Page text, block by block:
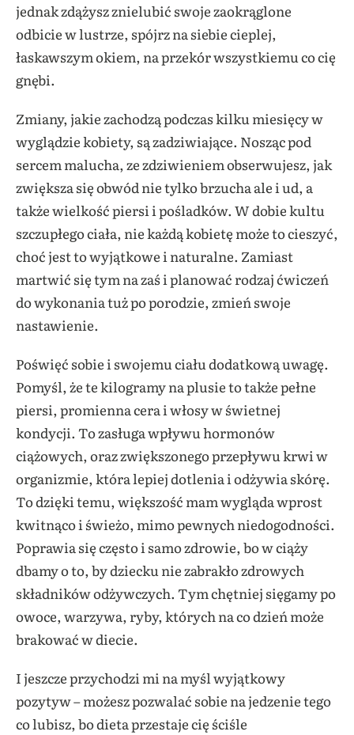
jednak zdążysz znielubić swoje zaokrąglone
odbicie w lustrze, spójrz na siebie cieplej,
łaskawszym okiem, na przekór wszystkiemu co cię
gnębi.
Zmiany, jakie zachodzą podczas kilku miesięcy w
wyglądzie kobiety, są zadziwiające. Nosząc pod
sercem malucha, ze zdziwieniem obserwujesz, jak
zwiększa się obwód nie tylko brzucha ale i ud, a
także wielkość piersi i pośladków. W dobie kultu
szczupłego ciała, nie każdą kobietę może to cieszyć,
choć jest to wyjątkowe i naturalne. Zamiast
martwić się tym na zaś i planować rodzaj ćwiczeń
do wykonania tuż po porodzie, zmień swoje
nastawienie.
Poświęć sobie i swojemu ciału dodatkową uwagę.
Pomyśl, że te kilogramy na plusie to także pełne
piersi, promienna cera i włosy w świetnej
kondycji. To zasługa wpływu hormonów
ciążowych, oraz zwiększonego przepływu krwi w
organizmie, która lepiej dotlenia i odżywia skórę.
To dzięki temu, większość mam wygląda wprost
kwitnąco i świeżo, mimo pewnych niedogodności.
Poprawia się często i samo zdrowie, bo w ciąży
dbamy o to, by dziecku nie zabrakło zdrowych
składników odżywczych. Tym chętniej sięgamy po
owoce, warzywa, ryby, których na co dzień może
brakować w diecie.
I jeszcze przychodzi mi na myśl wyjątkowy
pozytyw – możesz pozwalać sobie na jedzenie tego
co lubisz, bo dieta przestaje cię ściśle